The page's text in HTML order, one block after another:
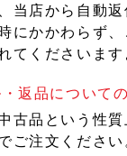
当店から自動
にかかわらず
てくださいま
返品について
古品という性
ご注文ください